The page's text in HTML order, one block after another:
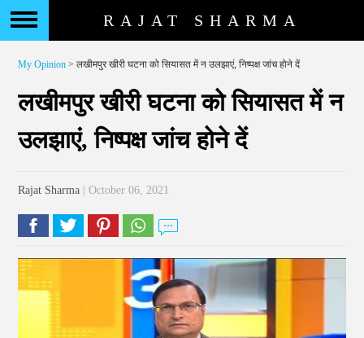
RAJAT SHARMA
My Opinion > लखीमपुर खीरी घटना को सियासत में न उलझाएं, निष्पक्ष जांच होने दें
लखीमपुर खीरी घटना को सियासत में न
उलझाएं, निष्पक्ष जांच होने दें
Rajat Sharma | October 06, 2021